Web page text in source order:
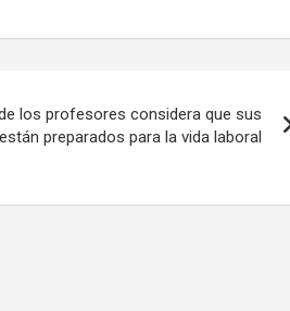
de los profesores considera que sus
preparados para la vida laboral